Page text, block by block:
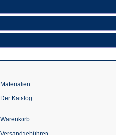
Materialien
Der Katalog
Warenkorb
Versandgebühren